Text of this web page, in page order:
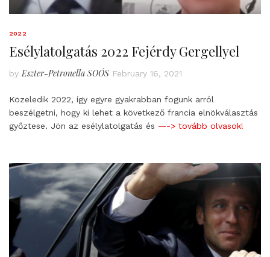
2022
Esélylatolgatás 2022 Fejérdy Gergellyel
byEszter-Petronella SOÓS February 16, 2021
Közeledik 2022, így egyre gyakrabban fogunk arról
beszélgetni, hogy ki lehet a következő francia elnökválasztás
győztese. Jön az esélylatolgatás és —-> tovább olvasok!